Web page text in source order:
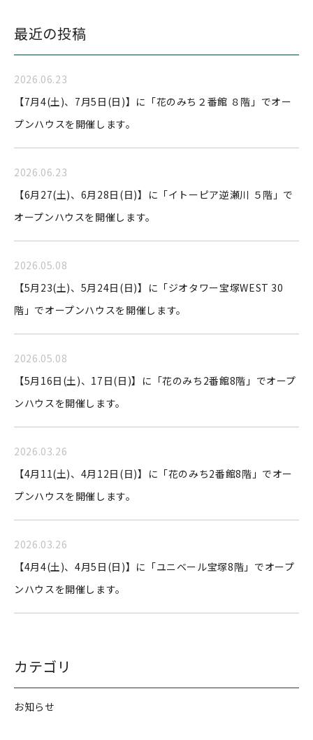
最近の投稿
2026.06.23
【7月4(土)、7月5日(日)】に「花のみち２番館 ８階」でオー
プンハウスを開催します。
2026.06.23
【6月27(土)、6月28日(日)】に「イトーピア逆瀬川 ５階」で
オープンハウスを開催します。
2026.05.08
【5月23(土)、5月24日(日)】に「ジオタワー宝塚WEST 30
階」でオープンハウスを開催します。
2026.05.08
【5月16日(土)、17日(日)】に「花のみち2番館8階」でオープ
ンハウスを開催します。
2026.03.26
【4月11(土)、4月12日(日)】に「花のみち2番館8階」でオー
プンハウスを開催します。
2026.03.26
【4月4(土)、4月5日(日)】に「ユニベール宝塚8階」でオープ
ンハウスを開催します。
カテゴリ
お知らせ